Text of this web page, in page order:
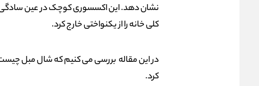
نشان دهد. این اکسسوری کوچک در عین سادگی،
کلی خانه را از یکنواختی خارج کرد.
در این مقاله بررسی می‌ کنیم که شال مبل
کرد.